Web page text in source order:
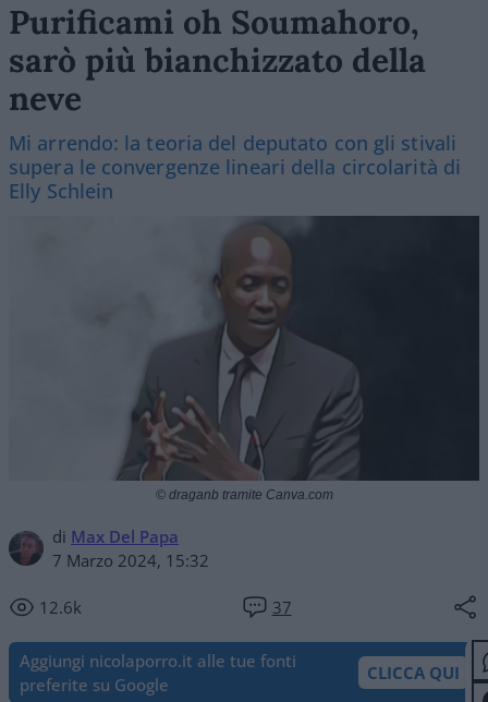
Purificami oh Soumahoro,
sarò più bianchizzato della
neve
Mi arrendo: la teoria del deputato con gli stivali
supera le convergenze lineari della circolarità di
Elly Schlein
di Max Del Papa
7 Marzo 2024, 15:32
12.6k 37
© draganb tramite Canva.com
Aggiungi nicolaporro.it alle tue fonti
preferite su Google
CLICCA QUI